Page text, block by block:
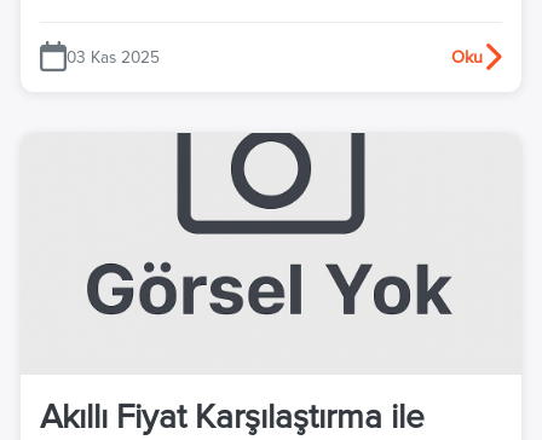
değerlendirmeleri.
03 Kas 2025 Oku
Akıllı Fiyat Karşılaştırma ile